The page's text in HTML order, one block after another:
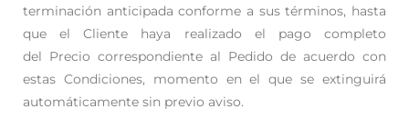
terminación anticipada conforme a sus términos, hasta
que el Cliente haya realizado el pago completo
del Precio correspondiente al Pedido de acuerdo con
estas Condiciones, momento en el que se extinguirá
automáticamente sin previo aviso.